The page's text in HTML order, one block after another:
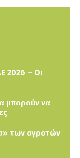
2026 – Οι
μπορούν να
των αγροτών